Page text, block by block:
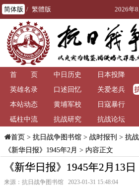
简体版 / 繁體版 2026年
首 页 中日历史 日本投降
英雄名录
口述回忆 关爱老兵
本站动态
黄埔军校 日寇暴行
砥柱中流
抗战研究 抗战论坛
首页> 抗日战争图书馆> 战时报刊 > 抗
《新华日报》1945年2月 > 内容正文
《新华日报》1945年2月13日
来源：抗日战争图书馆 2023-01-31 15:48:04